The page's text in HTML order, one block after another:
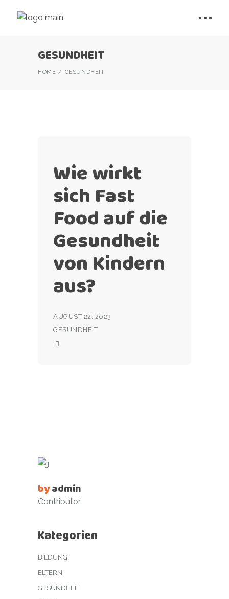
GESUNDHEIT
HOME GESUNDHEIT
Wie wirkt
sich Fast
Food auf die
Gesundheit
von Kindern
aus?
AUGUST 22, 2023
GESUNDHEIT
byadmin
Contributor
Kategorien
BILDUNG
ELTERN
GESUNDHEIT